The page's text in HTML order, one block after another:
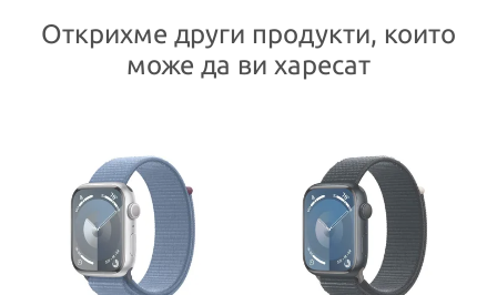
Открихме други продукти, които
може да ви харесат